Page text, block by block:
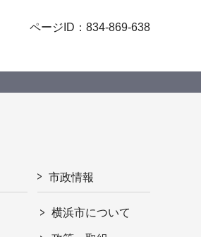
ページID：834-869-638
市政情報
横浜市について